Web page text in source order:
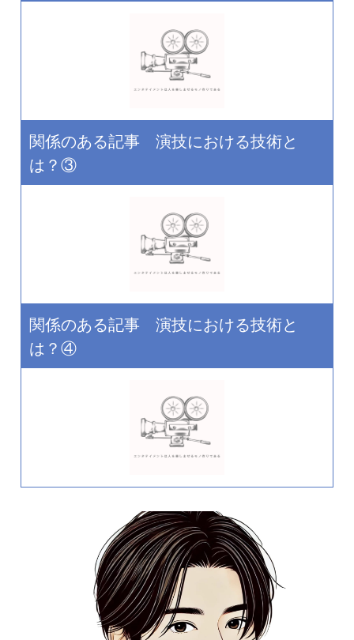
関係のある記事 演技における技術と
は？③
関係のある記事 演技における技術と
は？④